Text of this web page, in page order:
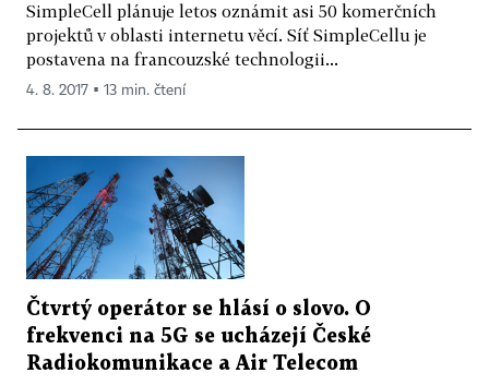
SimpleCell plánuje letos oznámit asi 50 komerčních
projektů v oblasti internetu věcí. Síť SimpleCellu je
postavena na francouzské technologii...
4. 8. 2017 ▪ 13 min. čtení
Čtvrtý operátor se hlásí o slovo. O
frekvenci na 5G se ucházejí České
Radiokomunikace a Air Telecom